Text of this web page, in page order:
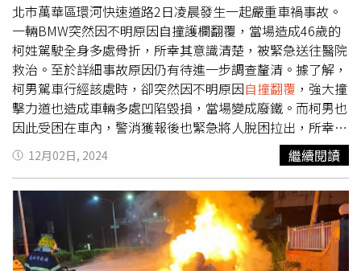
北市萬華區環河快速道路2日凌晨發生一起嚴重車禍事故。
一輛BMW突然因不明原因自撞護欄翻覆，當場造成46歲的
柯姓駕駛全身多處骨折，所幸其意識清楚，被緊急送往醫院
救治。至於詳細事故原因仍有待進一步調查釐清。據了解，
柯男駕車行經該處時，卻突然因不明原因自撞翻覆 ，強大撞
擊力道也造成車輛多處凹陷毀損，當場變成廢鐵。而柯男也
因此受困在車內，警消獲報後也緊急將人脫困拉出，所幸其
意識清楚，但全身有多處骨折。至於詳細事故原因仍有待進
一步調查釐清。
12月02日, 2024 繼續閱讀